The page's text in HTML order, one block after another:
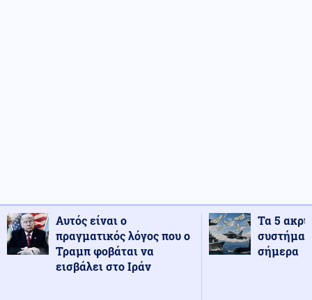
Αυτός είναι ο
πραγματικός λόγος που ο
Τραμπ φοβάται να
εισβάλει στο Ιράν
Τα 5
σήμερα